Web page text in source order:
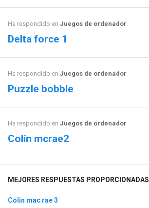
Ha respondido en Juegos de ordenador
Delta force 1
Ha respondido en Juegos de ordenador
Puzzle bobble
Ha respondido en Juegos de ordenador
Colín mcrae2
MEJORES RESPUESTAS PROPORCIONADAS
Colin mac rae 3